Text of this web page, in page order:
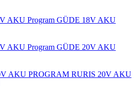
GÜDE 18V AKU
GÜDE 20V AKU
RURIS 20V AKU